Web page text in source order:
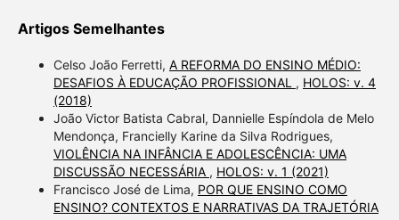
Artigos Semelhantes
Celso João Ferretti, A REFORMA DO ENSINO MÉDIO:
DESAFIOS À EDUCAÇÃO PROFISSIONAL , HOLOS: v. 4
(2018)
João Victor Batista Cabral, Dannielle Espíndola de Melo
Mendonça, Francielly Karine da Silva Rodrigues,
VIOLÊNCIA NA INFÂNCIA E ADOLESCÊNCIA: UMA
DISCUSSÃO NECESSÁRIA , HOLOS: v. 1 (2021)
Francisco José de Lima, POR QUE ENSINO COMO
ENSINO? CONTEXTOS E NARRATIVAS DA TRAJETÓRIA